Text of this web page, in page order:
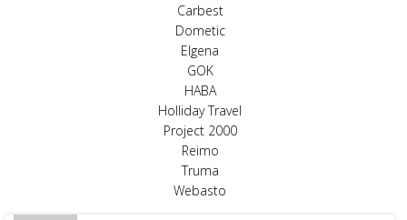
Carbest
Dometic
Elgena
GOK
HABA
Holliday Travel
Project 2000
Reimo
Truma
Webasto